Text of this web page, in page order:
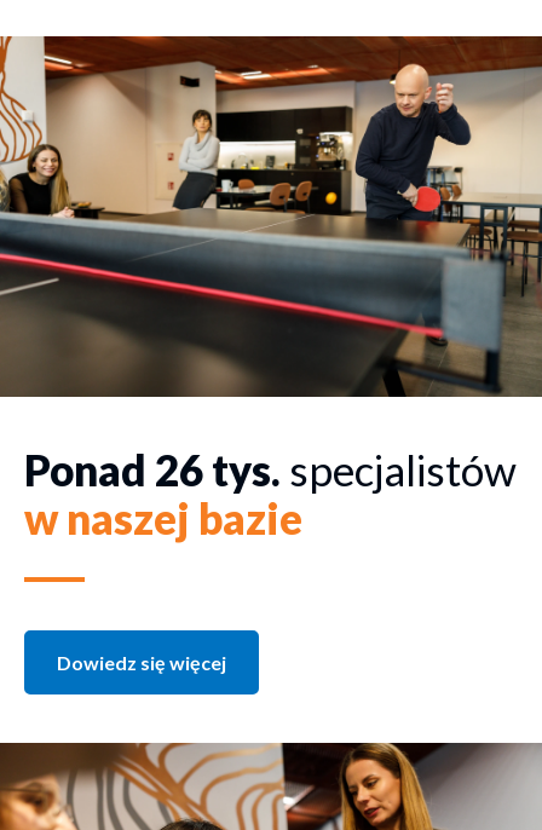
Ponad 26 tys. specjalistów
w naszej bazie
Dowiedz się więcej